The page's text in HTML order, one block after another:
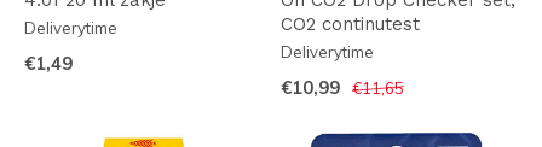
Deliverytime
€1,49
CO2 continutest
Deliverytime
€10,99 €11,65